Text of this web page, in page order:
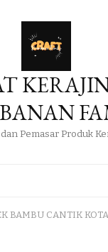
Pemasar Produk
BAMBU CANTIK